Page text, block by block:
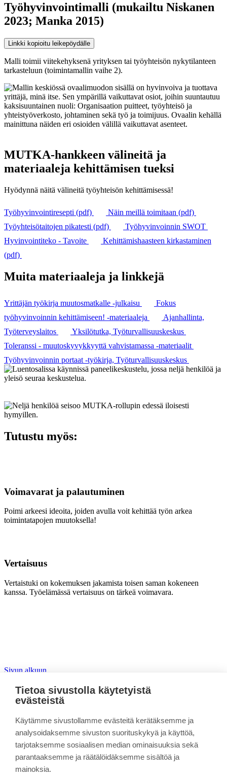
Työhyvinvointimalli (mukailtu Niskanen
2023; Manka 2015)
Linkki kopioitu leikepöydälle
Malli toimii viitekehyksenä yrityksen tai työyhteisön nykytilanteen
tarkasteluun (toimintamallin vaihe 2).
MUTKA-hankkeen välineitä ja
materiaaleja kehittämisen tueksi
Hyödynnä näitä välineitä työyhteisön kehittämisessä!
Työhyvinvointiresepti (pdf)
Näin meillä toimitaan (pdf)
Työyhteisötaitojen pikatesti (pdf)
Työhyvinvoinnin SWOT
Hyvinvointiteko - Tavoite
Kehittämishaasteen kirkastaminen
(pdf)
Muita materiaaleja ja linkkejä
Yrittäjän työkirja muutosmatkalle -julkaisu
Fokus
työhyvinvoinnin kehittämiseen! -materiaaleja
Ajanhallinta,
Työterveyslaitos
Yksilötutka, Työturvallisuuskeskus
Toleranssi - muutoskyvykkyyttä vahvistamassa -materiaalit
Työhyvinvoinnin portaat -työkirja, Työturvallisuuskeskus
Tutustu myös:
Voimavarat ja palautuminen
Poimi arkeesi ideoita, joiden avulla voit kehittää työn arkea
toimintatapojen muutoksella!
Vertaisuus
Vertaistuki on kokemuksen jakamista toisen saman kokeneen
kanssa. Työelämässä vertaisuus on tärkeä voimavara.
Sivun alkuun
MUTKA
Toimintamalli muutokseen ja kehittämiseen
Voimavarat ja palautuminen
Vertaisuus
Itsehavainnointi eli reflektio
Artikkeli
Tietoa sivustolla käytetyistä
evästeistä
Käytämme sivustollamme evästeitä kerätäksemme ja
analysoidaksemme sivuston suorituskykyä ja käyttöä,
tarjotaksemme sosiaalisen median ominaisuuksia sekä
parantaaksemme ja räätälöidäksemme sisältöä ja
mainoksia.